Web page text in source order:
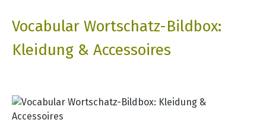
Vocabular Wortschatz-Bildbox:
Kleidung & Accessoires
Bildergalerie überspringen